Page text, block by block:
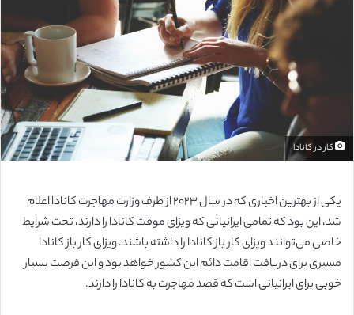
ه
ا
ی
م
ی
ل
کار در کانادا
یکی از بهترین اخباری که در سال ۲۰۲۳ از طرف وزارت مهاجرت کانادا اعلام
شد، این بود که تمامی ایرانیانی که ویزای موقت کانادا را دارند، تحت شرایط
خاصی می‌توانند ویزای کار باز کانادا را داشته باشند. ویزای کار باز کانادا
مسیری برای دریافت اقامت دائم این کشور خواهد بود و این فرصت بسیار
خوبی برای ایرانیانی است که قصد مهاجرت به کانادا را دارند.